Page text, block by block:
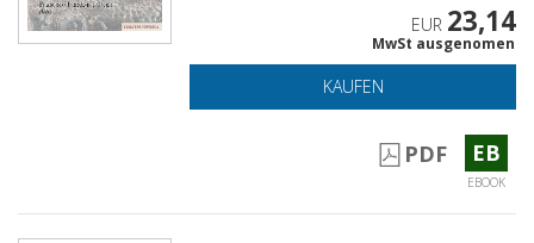
EUR 23,14
MwSt ausgenomen
KAUFEN
PDF EB
EBOOK